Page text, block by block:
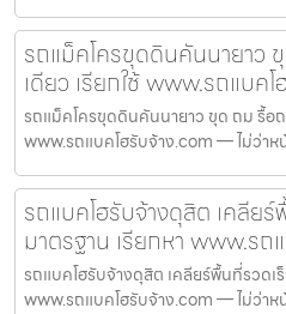
รถแม็คโครขุดดินคันนายาว
เดียว เรียกใช้ www.รถแบค
รถแม็คโครขุดดินคันนายาว ขุด ถม รื้อถ
www.รถแบคโฮรับจ้าง.com — ไม่ว่าห
รถแบคโฮรับจ้างดุสิต เคลีย
มาตรฐาน เรียกหา www.รถ
รถแบคโฮรับจ้างดุสิต เคลียร์พื้นที่รวดเ
www.รถแบคโฮรับจ้าง.com — ไม่ว่าห